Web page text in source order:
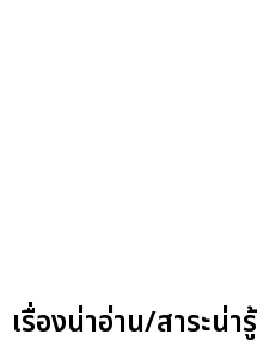
เรื่องน่าอ่าน/สาระน่ารู้